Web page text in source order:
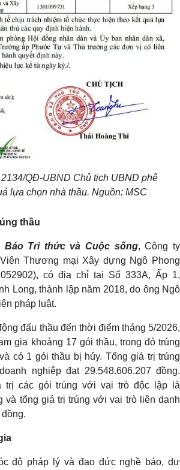
QĐ-UBND Chủ tịch UBND phê
lựa chọn nhà thầu. Nguồn: MSC
thầu
Báo Tri thức và Cuộc sống, Công ty
Thương mại Xây dựng Ngô Phong
có địa chỉ tại Số 333A, Ấp 1,
Long, thành lập năm 2018, do ông Ngô
pháp luật.
đấu thầu đến thời điểm tháng 5/2026,
gia khoảng 17 gói thầu, trong đó trúng
có 1 gói thầu bị hủy. Tổng giá trị trúng
nghiệp đạt 29.548.606.207 đồng.
trị các gói trúng với vai trò độc lập là
và tổng giá trị trúng với vai trò liên danh
độ pháp lý và đạo đức nghề báo, dư